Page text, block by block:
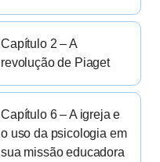
Capítulo 2 – A
revolução de Piaget
Capítulo 6 – A igreja e
o uso da psicologia em
sua missão educadora